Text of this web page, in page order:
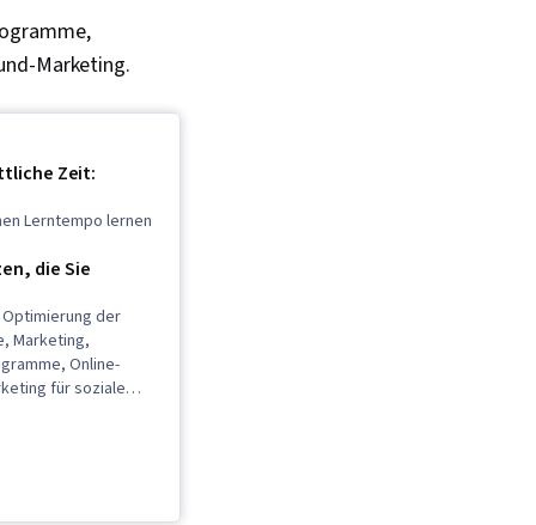
Marketing.
Zeit:
Lerntempo lernen
die Sie
der
Marketing,
Online-
für soziale